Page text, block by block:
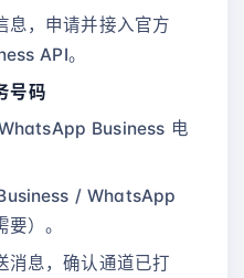
息，申请并接入官方
API。
号码
Business 电
/ WhatsApp
）。
消息，确认通道已打